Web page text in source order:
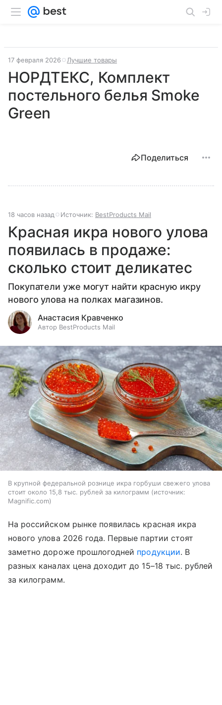
17 февраля 2026 Лучшие товары
НОРДТЕКС, Комплект
постельного белья Smoke
Green
Поделиться
18 часов назад Источник: BestProducts Mail
Красная икра нового улова
появилась в продаже:
сколько стоит деликатес
Покупатели уже могут найти красную икру
нового улова на полках магазинов.
Анастасия Кравченко
Автор BestProducts Mail
В крупной федеральной рознице икра горбуши свежего улова
стоит около 15,8 тыс. рублей за килограмм
источник:
Magnific.com
На российском рынке появилась красная икра
нового улова 2026 года. Первые партии стоят
заметно дороже прошлогодней продукции. В
разных каналах цена доходит до 15–18 тыс. рублей
за килограмм.